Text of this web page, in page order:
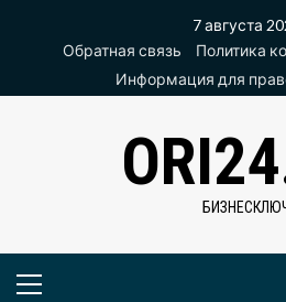
содержимому
7 августа
Обратная связь
Политика
Информация для
Основное